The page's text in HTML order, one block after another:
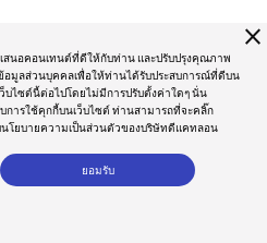
close
สนอคอนเทนต์ที่ดีให้กับท่าน และปรับปรุงคุณภาพ
อมูลส่วนบุคคลเพื่อให้ท่านได้รับประสบการณ์ที่ดีบน
บไซต์นี้ต่อไปโดยไม่มีการปรับตั้งค่าใดๆ นั่น
ารใช้คุกกี้บนเว็บไซต์ ท่านสามารถที่จะคลิ๊ก
บนโยบายความเป็นส่วนตัวของบริษัทดีแคทลอน
ยอมรับ